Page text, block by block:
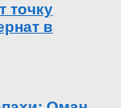
точку
в